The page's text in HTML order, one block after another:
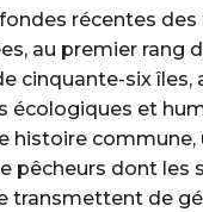
récentes des
au premier rang
cinquante-six îles,
écologiques et
histoire
pêcheurs dont les
transmettent de